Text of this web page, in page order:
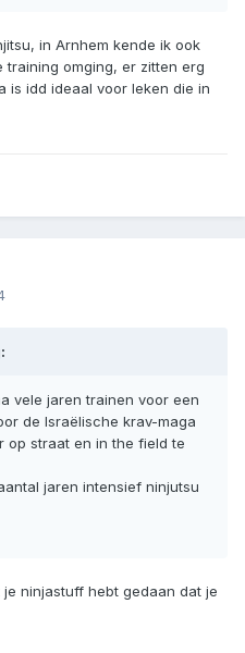
in Arnhem kende ik ook
omging, er zitten erg
is idd ideaal voor leken die in
vele jaren trainen voor een
de Israëlische krav-maga
op straat en in the field te
jaren intensief ninjutsu
ninjastuff hebt gedaan dat je